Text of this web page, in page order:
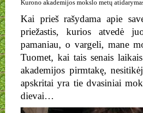
Kurono akademijos mokslo metų
Kai prieš rašydama apie
priežastis, kurios atvedė
pamaniau, o vargeli, mane
Tuomet, kai tais senais
akademijos pirmtakę,
apskritai yra tie dvasiniai
dievai…